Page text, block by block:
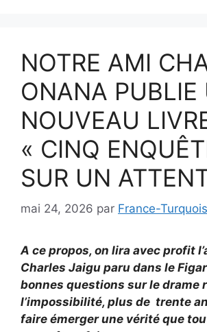
NOTRE AMI
ONANA PUBLIE
NOUVEAU
« CINQ
SUR UN
mai 24, 2026 par France-
A ce propos, on lira avec profit
Charles Jaigu paru dans le
bonnes questions sur le drame
l’impossibilité, plus de trente
faire émerger une vérité que